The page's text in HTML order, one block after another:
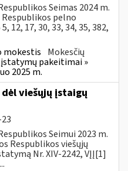
Seimas 2024 m.
pelno
12, 17, 30, 33, 34, 35, 382,
mokestis Mokesčių
įstatymų pakeitimai »
2025 m.
viešųjų įstaigų
Seimui 2023 m.
Respublikos viešųjų
Nr. XIV-2242, VĮĮ[1]